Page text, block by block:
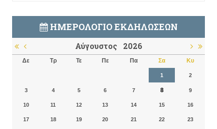
ΗΜΕΡΟΛΌΓΙΟ ΕΚΔΗΛΏΣΕΩΝ
Αύγουστος 2026
Δε Τρ Τε Πε Πα Σα Κυ
1 2
3 4 5 6 7 8 9
10 11 12 13 14 15 16
17 18 19 20 21 22 23